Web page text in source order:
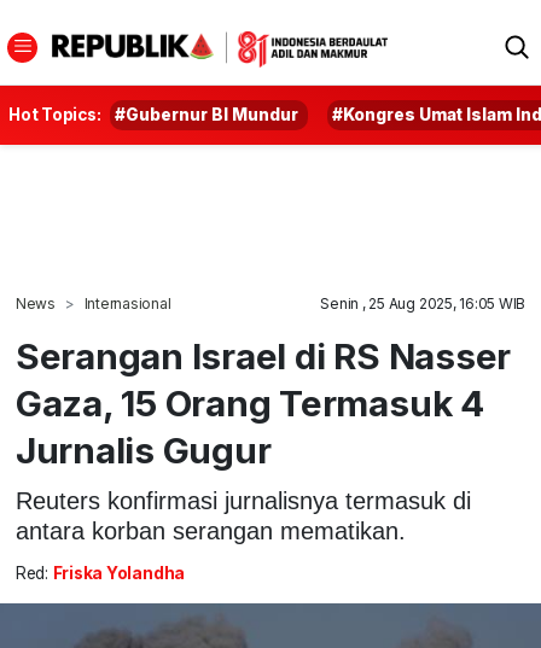
Hot Topics: #Gubernur BI Mundur #Kongres Umat Islam
News Internasional Senin , 25 Aug 2025, 16:05 WIB
Serangan Israel di RS Nasser
Gaza, 15 Orang Termasuk 4
Jurnalis Gugur
Reuters konfirmasi jurnalisnya termasuk di
antara korban serangan mematikan.
Red: Friska Yolandha